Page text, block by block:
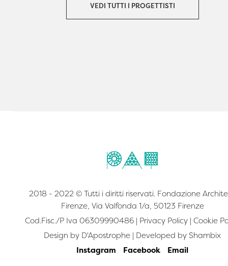
VEDI TUTTI I PROGETTISTI
2018 - 2022 © Tutti i diritti riservati. Fondazione
Firenze, Via Valfonda 1/a, 50123 Firenze
Cod.Fisc./P Iva 06309990486 | Privacy Policy| Cookie
Design by D'Apostrophe | Developed by Shambix
Instagram
Facebook Email